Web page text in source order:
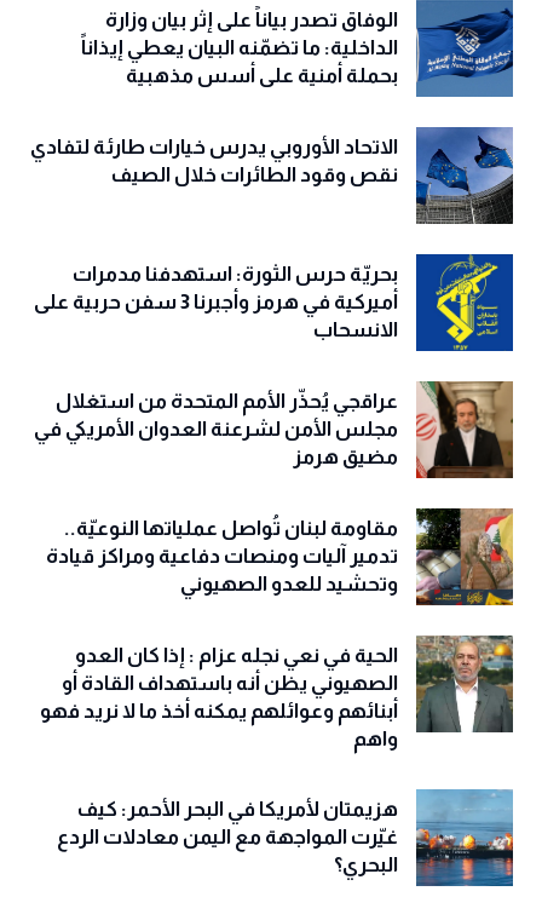
الوفاق تصدر بياناً على إثر بيان وزارة
الداخلية: ما تضمّنه البيان يعطي إيذاناً
بحملة أمنية على أسس مذهبية
الاتحاد الأوروبي يدرس خيارات طارئة لتفادي
نقص وقود الطائرات خلال الصيف
بحريّة حرس الثورة: استهدفنا مدمرات
أميركية في هرمز وأجبرنا 3 سفن حربية على
الانسحاب
عراقجي يُحذّر الأمم المتحدة من استغلال
مجلس الأمن لشرعنة العدوان الأمريكي في
مضيق هرمز
مقاومة لبنان تُواصل عملياتها النوعيّة..
تدمير آليات ومنصات دفاعية ومراكز قيادة
وتحشيد للعدو الصهيوني
الحية في نعي نجله عزام : إذا كان العدو
الصهيوني يظن أنه باستهداف القادة أو
أبنائهم وعوائلهم يمكنه أخذ ما لا نريد فهو
واهم
هزيمتان لأمريكا في البحر الأحمر: كيف
غيّرت المواجهة مع اليمن معادلات الردع
البحري؟